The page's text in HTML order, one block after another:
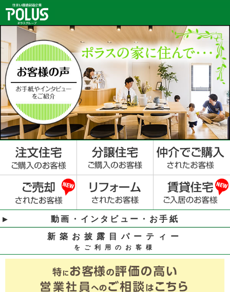
動画・インタビュー・お手紙
新築お披露目パーティー
をご利用のお客様